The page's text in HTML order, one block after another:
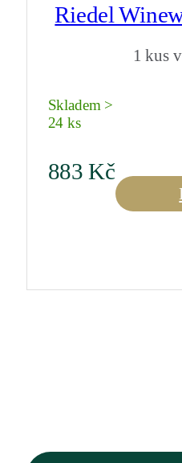
Riedel
1 kus
Skladem >
24 ks
883Kč